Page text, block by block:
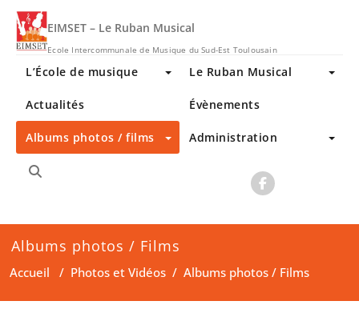
Skip
content
EIMSET – Le Ruban Musical
Ecole Intercommunale de Musique du Sud-Est Toulousain
L’École de musique Le Ruban Musical
Actualités Évènements
Albums photos / films Administration
Albums photos / Films
Accueil / Photos et Vidéos / Albums photos / Films